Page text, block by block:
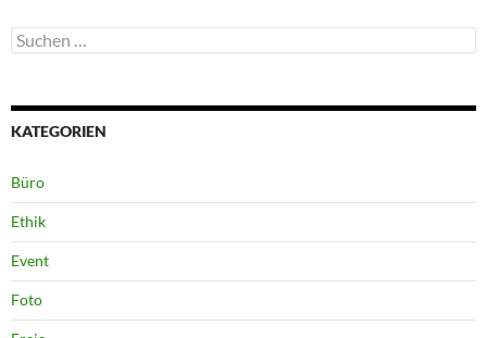
Suchen
nach:
KATEGORIEN
Büro
Ethik
Event
Foto